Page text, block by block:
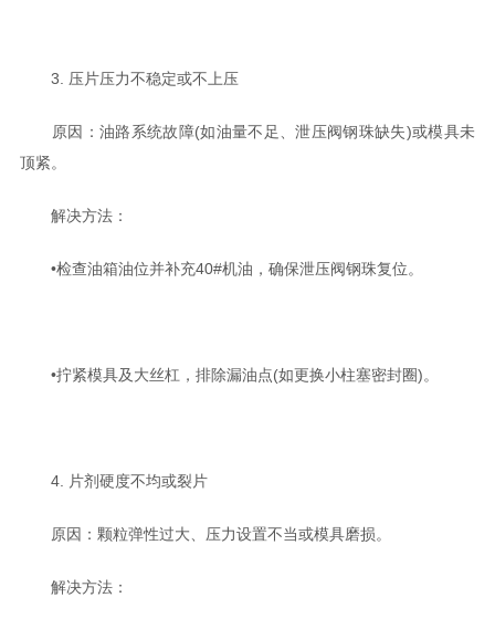
3. 压片压力不稳定或不上压‌
原因‌：油路系统故障(如油量不足、泄压阀钢珠缺失)或模具未
顶紧‌。
解决方法‌：
•检查油箱油位并补充40#机油，确保泄压阀钢珠复位‌。
•拧紧模具及大丝杠，排除漏油点(如更换小柱塞密封圈)‌。
4. 片剂硬度不均或裂片‌
原因‌：颗粒弹性过大、压力设置不当或模具磨损‌。
解决方法‌：